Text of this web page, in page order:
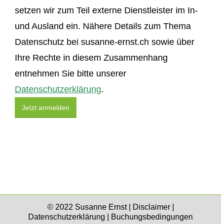
setzen wir zum Teil externe Dienstleister im In-
und Ausland ein. Nähere Details zum Thema
Datenschutz bei susanne-ernst.ch sowie über
Ihre Rechte in diesem Zusammenhang
entnehmen Sie bitte unserer
Datenschutzerklärung.
© 2022 Susanne Ernst | Disclaimer|
Datenschutzerklärung
Buchungsbedingungen